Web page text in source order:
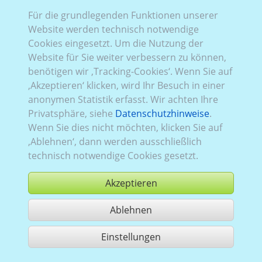
VW_992:Baureihe T7,aktuell (seit 2024) ,1,Heckklappe
Verglasung Linksverblecht, Rechtsverblecht
verglast
kaufen
1 Treffer teilen
Für die grundlegenden Funktionen unserer
Website werden technisch notwendige
Cookies eingesetzt. Um die Nutzung der
Website für Sie weiter verbessern zu können,
benötigen wir ‚Tracking-Cookies‘. Wenn Sie auf
‚Akzeptieren‘ klicken, wird Ihr Besuch in einer
anonymen Statistik erfasst. Wir achten Ihre
Privatsphäre, siehe Datenschutzhinweise.
Wenn Sie dies nicht möchten, klicken Sie auf
‚Ablehnen‘, dann werden ausschließlich
technisch notwendige Cookies gesetzt.
Akzeptieren
Ablehnen
Einstellungen